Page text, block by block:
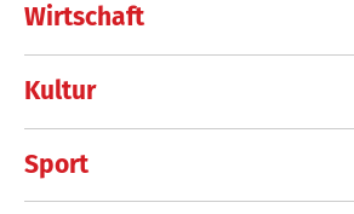
Wirtschaft
Kultur
Sport